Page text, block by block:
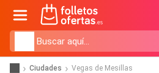
Ciudades Vegas de Mesillas